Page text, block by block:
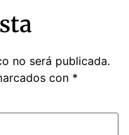
no será publicada.
con *